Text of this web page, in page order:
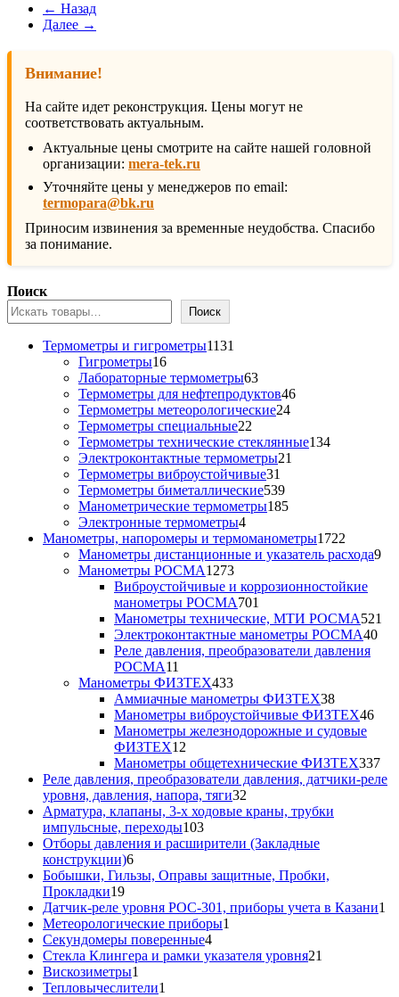
← Назад
Далее →
Внимание!
На сайте идет реконструкция. Цены могут не
соответствовать актуальным.
Актуальные цены смотрите на сайте нашей головной
организации: mera-tek.ru
Уточняйте цены у менеджеров по email:
termopara@bk.ru
Приносим извинения за временные неудобства. Спасибо
за понимание.
Поиск
Поиск
Термометры и гигрометры1131
Гигрометры1616
товаров
Лабораторные термометры6363
товара
Термометры для нефтепродуктов4646
Термометры метеорологические2424
Термометры специальные22
товара
Термометры технические стеклянные134134
Электроконтактные термометры21
Термометры виброустойчивые31
товар
Термометры биметаллические539539
товаров
Манометрические термометры185185
Электронные термометры44
товара
Манометры, напоромеры и термоманометры1722
товара
Манометры дистанционные и указатель расхода99
Манометры РОСМА12731273
товара
Виброустойчивые и коррозионностойкие
манометры РОСМА701
товар
Манометры технические, МТИ РОСМА521
Электроконтактные манометры РОСМА4040
Реле давления, преобразователи давления
РОСМА11
товаров
Манометры ФИЗТЕХ433433
товара
Аммиачные манометры ФИЗТЕХ3838
товаров
Манометры виброустойчивые ФИЗТЕХ4646
Манометры железнодорожные и судовые
ФИЗТЕХ12
товаров
Манометры общетехнические ФИЗТЕХ337
Реле давления, преобразователи давления, датчики-реле
уровня, давления, напора, тяги32
товара
Арматура, клапаны, 3-х ходовые краны, трубки
импульсные, переходы103103
товара
Отборы давления и расширители (Закладные
конструкции)66
товаров
Бобышки, Гильзы, Оправы защитные, Пробки,
Прокладки1919
товаров
Датчик-реле уровня РОС-301, приборы учета в Казани1
Метеорологические приборы1
Секундомеры поверенные44
товара
Стекла Клингера и рамки указателя уровня21
Вискозиметры1
товар
Тепловычеслители1